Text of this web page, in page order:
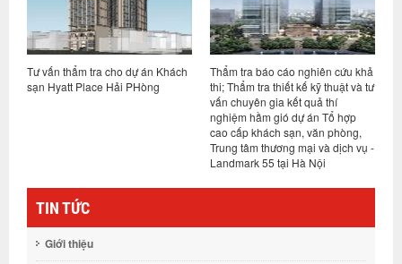
Tư vấn thẩm tra cho dự án Khách
sạn Hyatt Place Hải PHòng
Thẩm tra báo cáo nghiên cứu khả
thi; Thẩm tra thiết kế kỹ thuật và tư
vấn chuyên gia kết quả thí
nghiệm hầm gió dự án Tổ hợp
cao cấp khách sạn, văn phòng,
Trung tâm thương mại và dịch vụ -
Landmark 55 tại Hà Nội
TIN TỨC
Giới thiệu